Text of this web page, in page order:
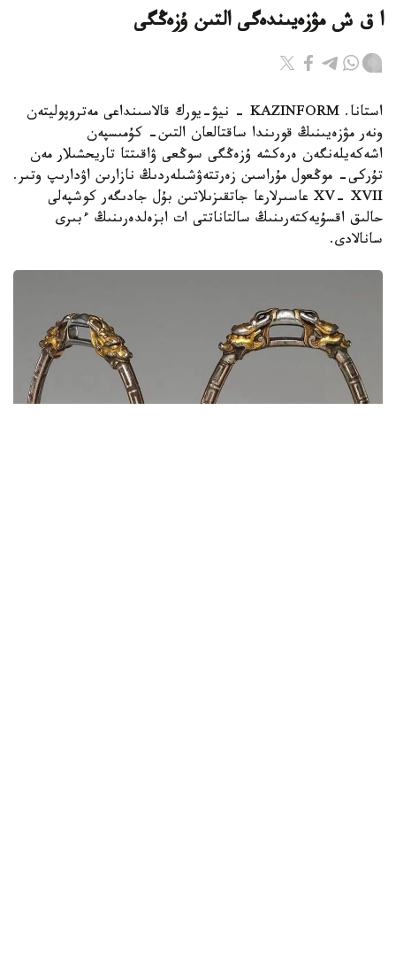
ا ق ش مۋزەيىندەگى التىن ۇزەڭگى
استانا. KAZINFORM - نيۋ-يورك قالاسىنداعى مەتروپوليتەن
ونەر مۋزەيىنىڭ قورىندا ساقتالعان التىن- كۇمىسپەن
اشەكەيلەنگەن ەرەكشە ۇزەڭگى سوڭعى ۋاقىتتا تاريحشىلار مەن
تۇركى- موڭعول مۇراسىن زەرتتەۋشىلەردىڭ نازارىن اۋدارىپ وتىر.
XV- XVII عاسىرلارعا جاتقىزىلاتىن بۇل جادىگەر كوشپەلى
حالىق اقسۇيەكتەرىنىڭ سالتاناتتى ات ابزەلدەرىنىڭ ءبىرى
سانالادى.